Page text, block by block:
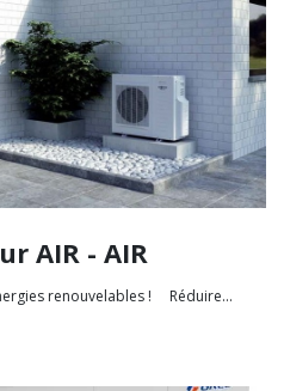
AIR - AIR
renouvelables ! Réduire...